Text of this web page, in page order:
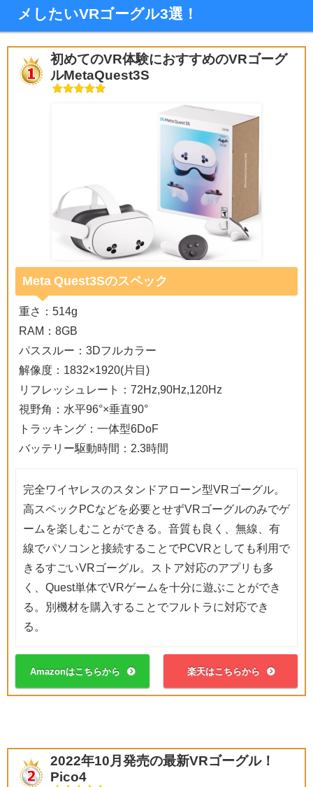
メしたいVRゴーグル3選！
初めてのVR体験におすすめのVRゴーグ
ルMetaQuest3S
Meta Quest3Sのスペック
重さ：514g
RAM：8GB
パススルー：3Dフルカラー
解像度：1832×1920(片目)
リフレッシュレート：72Hz,90Hz,120Hz
視野角：水平96°×垂直90°
トラッキング：一体型6DoF
バッテリー駆動時間：2.3時間
完全ワイヤレスのスタンドアローン型VRゴーグル。
高スペックPCなどを必要とせずVRゴーグルのみでゲ
ームを楽しむことができる。音質も良く、無線、有
線でパソコンと接続することでPCVRとしても利用で
きるすごいVRゴーグル。ストア対応のアプリも多
く、Quest単体でVRゲームを十分に遊ぶことができ
る。別機材を購入することでフルトラに対応でき
る。
Amazonはこちらから 楽天はこちらから
2022年10月発売の最新VRゴーグル！
Pico4